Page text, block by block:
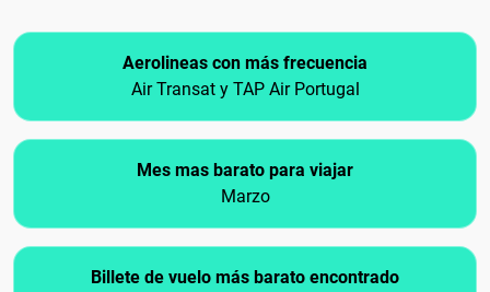
Aerolineas con más frecuencia
Air Transat y TAP Air Portugal
Mes mas barato para viajar
Marzo
Billete de vuelo más barato encontrado